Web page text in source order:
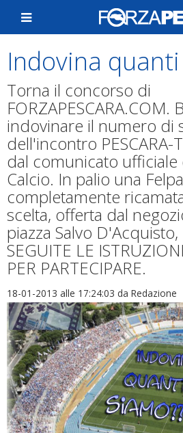
Indovina
Torna il concorso di
FORZAPESCARA.COM.
indovinare il numero di
dell'incontro
dal comunicato ufficiale
Calcio. In palio una
completamente
scelta, offerta dal
piazza Salvo
SEGUITE LE
PER PARTECIPARE.
18-01-2013 alle 17:24:03 da Redazione